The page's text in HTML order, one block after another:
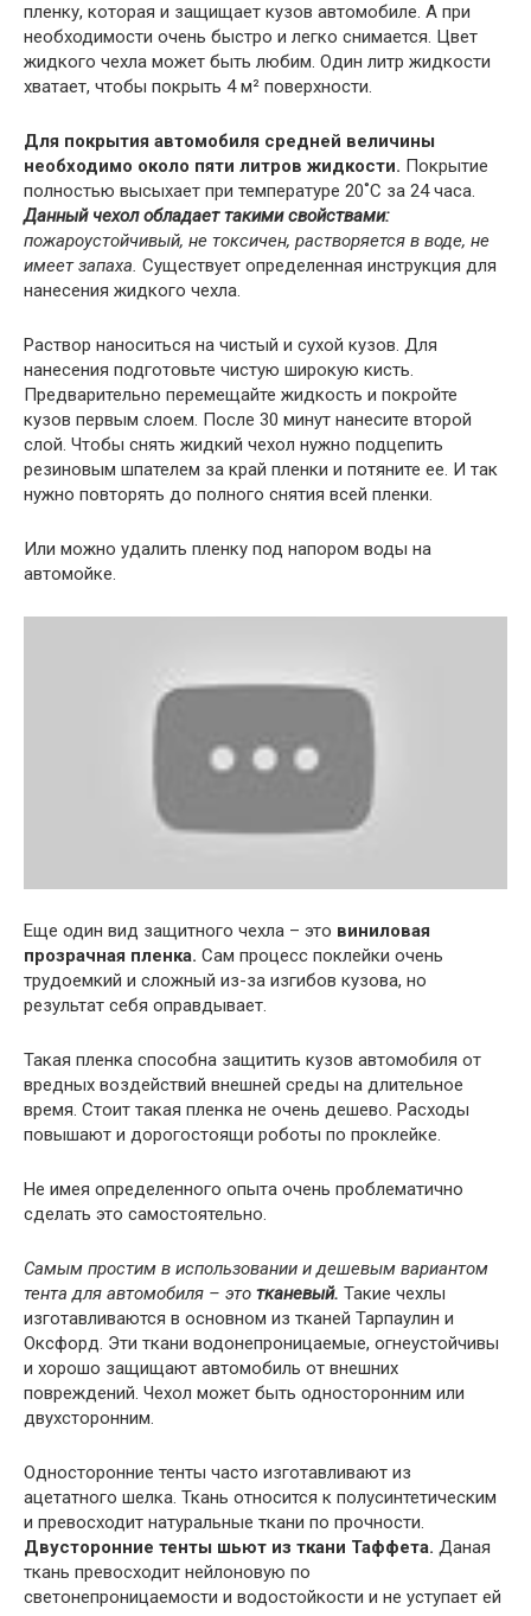
пленку, которая и защищает кузов автомобиле. А при
необходимости очень быстро и легко снимается. Цвет
жидкого чехла может быть любим. Один литр жидкости
хватает, чтобы покрыть 4 м² поверхности.
Для покрытия автомобиля средней величины
необходимо около пяти литров жидкости. Покрытие
полностью высыхает при температуре 20˚С за 24 часа.
Данный чехол обладает такими свойствами:
пожароустойчивый, не токсичен, растворяется в воде, не
имеет запаха. Существует определенная инструкция для
нанесения жидкого чехла.
Раствор наноситься на чистый и сухой кузов. Для
нанесения подготовьте чистую широкую кисть.
Предварительно перемещайте жидкость и покройте
кузов первым слоем. После 30 минут нанесите второй
слой. Чтобы снять жидкий чехол нужно подцепить
резиновым шпателем за край пленки и потяните ее. И так
нужно повторять до полного снятия всей пленки.
Или можно удалить пленку под напором воды на
автомойке.
Еще один вид защитного чехла – это виниловая
прозрачная пленка. Сам процесс поклейки очень
трудоемкий и сложный из-за изгибов кузова, но
результат себя оправдывает.
Такая пленка способна защитить кузов автомобиля от
вредных воздействий внешней среды на длительное
время. Стоит такая пленка не очень дешево. Расходы
повышают и дорогостоящи роботы по проклейке.
Не имея определенного опыта очень проблематично
сделать это самостоятельно.
Самым простим в использовании и дешевым вариантом
тента для автомобиля – это тканевый. Такие чехлы
изготавливаются в основном из тканей Тарпаулин и
Оксфорд. Эти ткани водонепроницаемые, огнеустойчивы
и хорошо защищают автомобиль от внешних
повреждений. Чехол может быть односторонним или
двухсторонним.
Односторонние тенты часто изготавливают из
ацетатного шелка. Ткань относится к полусинтетическим
и превосходит натуральные ткани по прочности.
Двусторонние тенты шьют из ткани Таффета. Даная
ткань превосходит нейлоновую по
светонепроницаемости и водостойкости и не уступает ей